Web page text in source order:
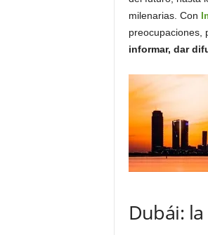
milenarias. Con
preocupaciones,
informar, dar
Dubái: